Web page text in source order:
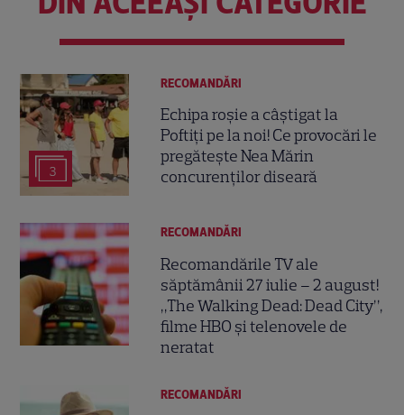
3
RECOMANDĂRI
Echipa roșie a câștigat la
Poftiți pe la noi! Ce provocări le
pregătește Nea Mărin
concurenților diseară
RECOMANDĂRI
Recomandările TV ale
săptămânii 27 iulie – 2 august!
„The Walking Dead: Dead City”,
filme HBO și telenovele de
neratat
RECOMANDĂRI